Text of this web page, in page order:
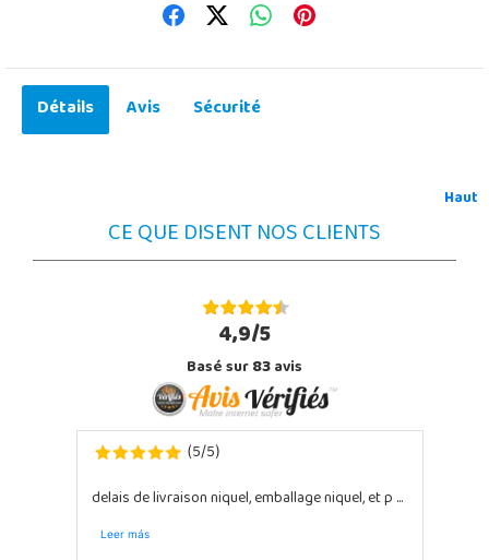
Détails Avis Sécurité
Haut
CE QUE DISENT NOS CLIENTS
4,9/5
Basé sur83avis
(5/5)
delais de livraison niquel, emballage niquel, et p ...
Leer más